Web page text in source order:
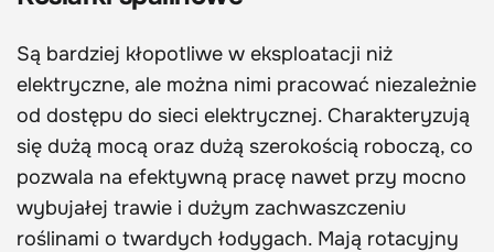
Są bardziej kłopotliwe w eksploatacji niż
elektryczne, ale można nimi pracować niezależnie
od dostępu do sieci elektrycznej. Charakteryzują
się dużą mocą oraz dużą szerokością roboczą, co
pozwala na efektywną pracę nawet przy mocno
wybujałej trawie i dużym zachwaszczeniu
roślinami o twardych łodygach. Mają rotacyjny